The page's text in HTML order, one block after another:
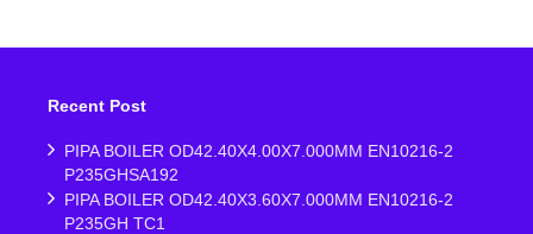
Recent Post
PIPA BOILER OD42.40X4.00X7.000MM EN10216-2
P235GHSA192
PIPA BOILER OD42.40X3.60X7.000MM EN10216-2
P235GH TC1